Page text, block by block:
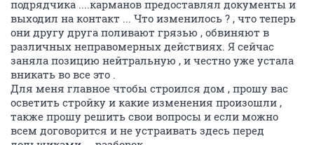
Усиленно добиваться от правоохранительных
органов принятия действенных мер .
ОТВЕТИТЬ
V
vtv19
veteran
06 февраля 2015 kitaez
Обманутые дольщики: дома в обмен на бесплатную